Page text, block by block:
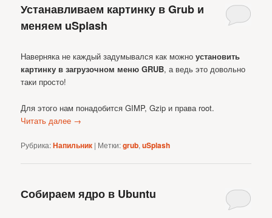
Устанавливаем картинку в Grub и
меняем uSplash
Наверняка не каждый задумывался как можноустановить
картинку в загрузочном меню GRUB, а ведь это довольно
таки просто!
Для этого нам понадобится GIMP, Gzip и права root.
Читать далее →
Рубрика:Напильник | Метки:grub,uSplash
Собираем ядро в Ubuntu